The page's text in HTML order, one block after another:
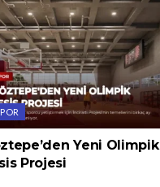
Yeni Olimpik
Projesi